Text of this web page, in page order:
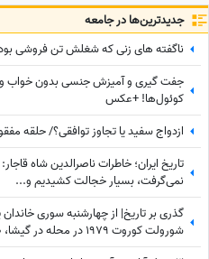
جدید‌ترین‌ها در جامعه
ناگفته های زنی که شغلش تن فروشی
جفت گیری و آمیزش جنسی بدون خواب و
کوئول‌ها! +عکس
ازدواج سفید یا تجاوز توافقی؟/ حلقه
تاریخ ایران؛ خاطرات ناصرالدین شاه
نمی‌گرفت، بسیار خجالت کشیدیم و...
گذری بر تاریخ| از چهارشنبه سوری
شورولت کوروت 1979 در محله در گیشا، 60 سال پیش